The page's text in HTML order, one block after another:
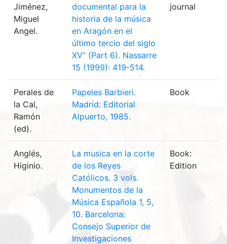
Jiménez,
Miguel
Angel.
documental para la
historia de la música
en Aragón en el
último tercio del siglo
XV” (Part 6). Nassarre
15 (1999): 419-514.
journal
Perales de
la Cal,
Ramón
(ed).
Papeles Barbieri.
Madrid: Editorial
Alpuerto, 1985.
Book
Anglés,
Higinio.
La musica en la corte
de los Reyes
Católicos. 3 vols.
Monumentos de la
Música Española 1, 5,
10. Barcelona:
Consejo Superior de
Investigaciones
Book:
Edition